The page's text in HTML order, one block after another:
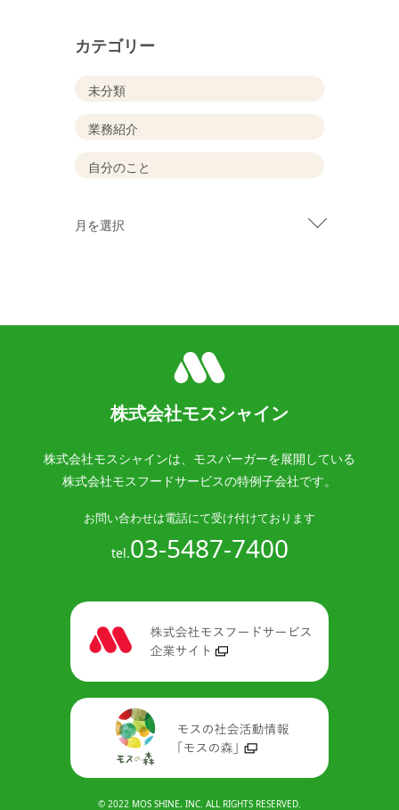
カテゴリー
未分類
業務紹介
自分のこと
月を選択
株式会社モスシャイン
株式会社モスシャインは、 モスバーガーを展開している
株式会社モスフードサービスの特例子会社です。
お問い合わせは電話にて受け付けております
tel.03-5487-7400
© 2022 MOS SHINE, INC. ALL RIGHTS RESERVED.